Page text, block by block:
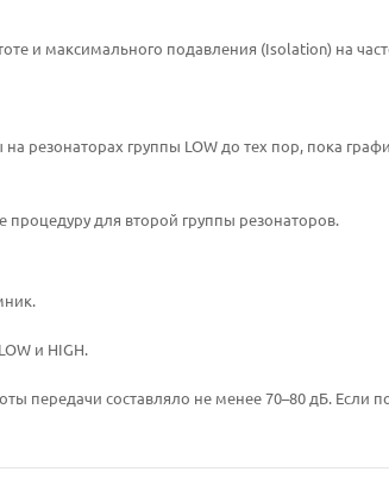
и максимального подавления (Isolation) на
резонаторах группы LOW до тех пор, пока
процедуру для второй группы резонаторов.
и HIGH.
передачи составляло не менее 70–80 дБ. Если